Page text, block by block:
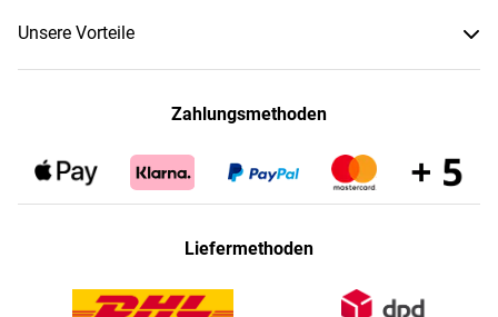
Unsere Vorteile
Zahlungsmethoden
Liefermethoden